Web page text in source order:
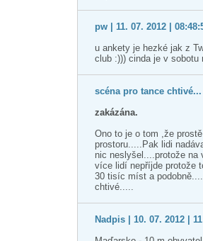
pw | 11. 07. 2012 |
u ankety je hezké jak z
club :))) cinda je v sobotu
scéna pro tance chtivé...
zakázána.
Ono to je o tom ,že
prostoru.....Pak lidi
nic neslyšel....protože
více lidí nepříjde protože
30 tisíc míst a
chtivé.....
Nadpis | 10. 07. 2012 |